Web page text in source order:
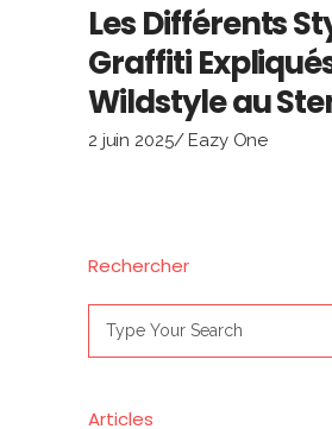
Les Différents
Graffiti
Wildstyle au
2 juin 2025 Eazy One
Rechercher
for:
Articles